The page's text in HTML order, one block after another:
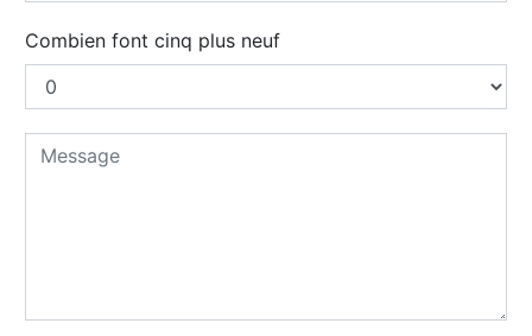
Combien font cinq plus neuf